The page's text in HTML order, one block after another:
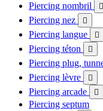
Piercing nombril 
Piercing nez 
Piercing langue 
Piercing téton 
Piercing plug,
Piercing lèvre 
Piercing arcade 
Piercing septum